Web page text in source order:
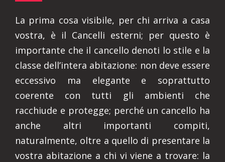
La prima cosa visibile, per chi arriva a casa
vostra, è il Cancelli esterni; per questo è
importante che il cancello denoti lo stile e la
classe dell’intera abitazione: non deve essere
eccessivo ma elegante e soprattutto
coerente con tutti gli ambienti che
racchiude e protegge; perché un cancello ha
anche altri importanti compiti,
naturalmente, oltre a quello di presentare la
vostra abitazione a chi vi viene a trovare: la